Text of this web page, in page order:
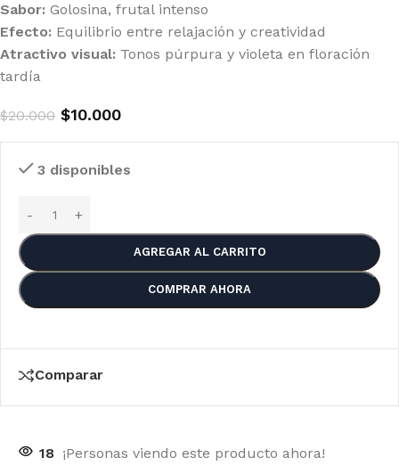
Sabor: Golosina, frutal intenso
Efecto: Equilibrio entre relajación y creatividad
Atractivo visual: Tonos púrpura y violeta en floración
tardía
$20.000 $10.000
3 disponibles
AGREGAR AL CARRITO
COMPRAR AHORA
Comparar
18 ¡Personas viendo este producto ahora!